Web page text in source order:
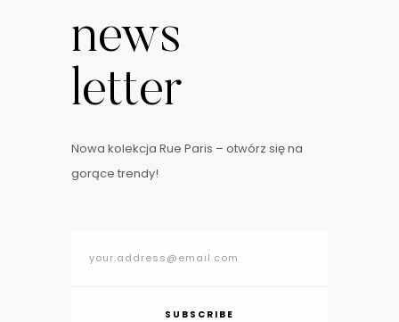
news
letter
Nowa kolekcja Rue Paris – otwórz się na
gorące trendy!
SUBSCRIBE